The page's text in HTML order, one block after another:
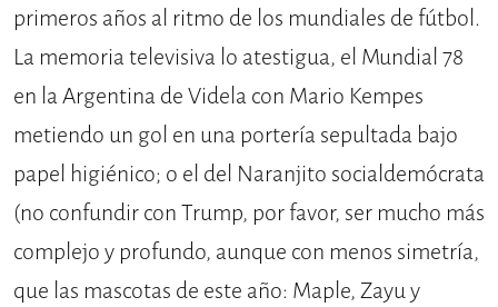
primeros años al ritmo de los mundiales de fútbol.
La memoria televisiva lo atestigua, el Mundial 78
en la Argentina de Videla con Mario Kempes
metiendo un gol en una portería sepultada bajo
papel higiénico; o el del Naranjito socialdemócrata
(no confundir con Trump, por favor, ser mucho más
complejo y profundo, aunque con menos simetría,
que las mascotas de este año: Maple, Zayu y